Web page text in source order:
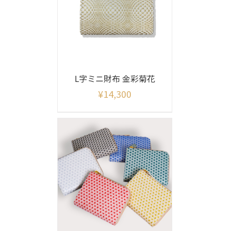
L字ミニ財布 金彩菊花
¥14,300